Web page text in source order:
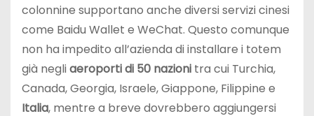
colonnine supportano anche diversi servizi cinesi
come Baidu Wallet e WeChat. Questo comunque
non ha impedito all’azienda di installare i totem
già negliaeroporti di 50 nazioni tra cui Turchia,
Canada, Georgia, Israele, Giappone, Filippine e
Italia, mentre a breve dovrebbero aggiungersi